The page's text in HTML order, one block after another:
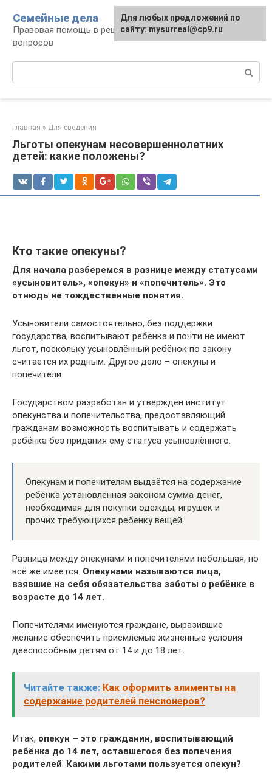
контенту
Семейные дела
Правовая помощь в решении семейных
вопросов
Главная » Для сведения
Льготы опекунам несовершеннолетних
детей: какие положены?
Кто такие опекуны?
Для начала разберемся в разнице между статусами
«усыновитель», «опекун» и «попечитель». Это
отнюдь не тождественные понятия.
Усыновители самостоятельно, без поддержки
государства, воспитывают ребёнка и почти не имеют
льгот, поскольку усыновлённый ребёнок по закону
считается их родным. Другое дело – опекуны и
попечители.
Государством разработан и утверждён институт
опекунства и попечительства, предоставляющий
гражданам возможность воспитывать и содержать
ребёнка без придания ему статуса усыновлённого.
Опекунам и попечителям выдаётся на содержание
ребёнка установленная законом сумма денег,
необходимая для покупки одежды, игрушек и
прочих требующихся ребёнку вещей.
Разница между опекунами и попечителями небольшая, но
всё же имеется. Опекунами называются лица,
взявшие на себя обязательства заботы о ребёнке в
возрасте до 14 лет.
Попечителями именуются граждане, выразившие
желание обеспечить приемлемые жизненные условия
дееспособным детям от 14 и до 18 лет.
Читайте также: Как оформить алименты на
содержание родителей пенсионеров?
Итак, опекун – это гражданин, воспитывающий
ребёнка до 14 лет, оставшегося без попечения
родителей. Какими льготами пользуется опекун?
Для любых предложений по
сайту: mysurreal@cp9.ru